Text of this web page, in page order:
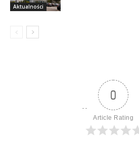
Aktualności
0
Article Rating